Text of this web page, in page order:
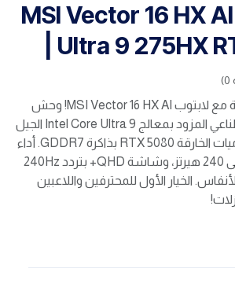
MSI Vector 16 HX
| Ultra 9 275HX
اكتشف القوة المطلقة مع لابتوب MSI Vector 16 HX AI! وحش
الألعاب والذكاء الاصطناعي المزود بمعالج Intel Core Ultra 9 الجيل
الجديد وبطاقة الرسوميات الخارقة RTX 5080 بذاكرة GDDR7. أداء
لا يقهر بطاقة تصل إلى 240 هيرتز، وشاشة QHD+ بتردد 240Hz
الخيار الأول للمحترفين واللاعبين